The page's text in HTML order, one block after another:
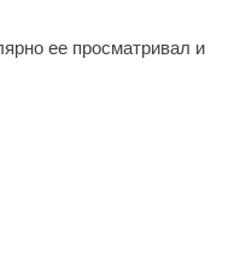
ее просматривал и